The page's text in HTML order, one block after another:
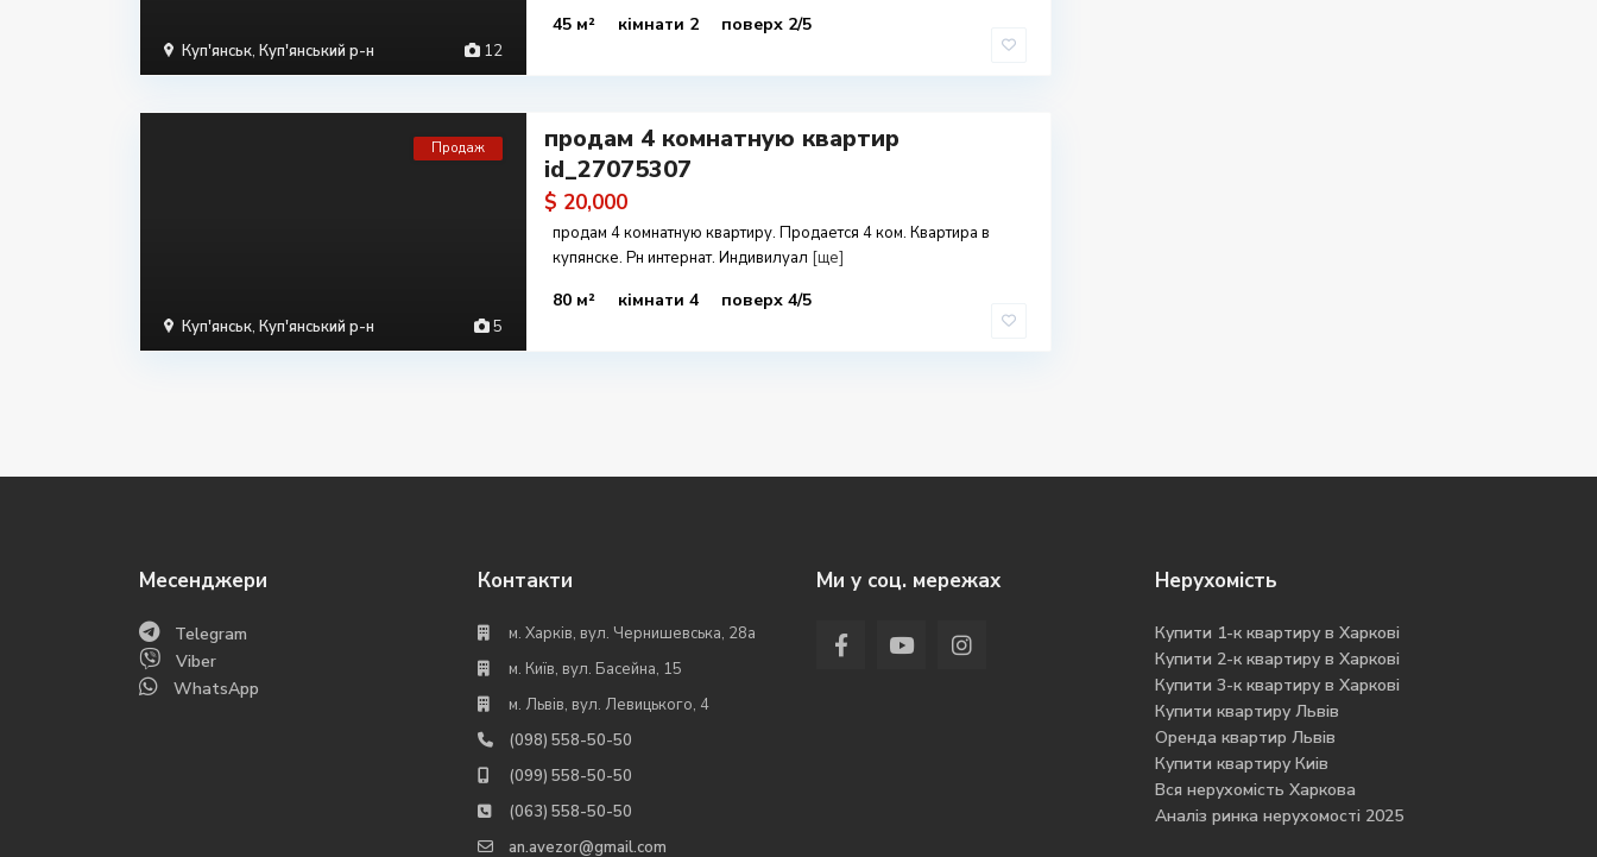
12
Куп'янськ, Куп'янський р-н
45 м² кімнати 2 поверх 2/5
5
Куп'янськ, Куп'янський р-н
Продаж
продам 4 комнатную квартир
id_27075307
$ 20,000
продам 4 комнатную квартиру. Продается 4 ком. Квартира в
купянске. Рн интернат. Индивилуал [ще]
80 м² кімнати 4 поверх 4/5
Месенджери
Telegram
Viber
WhatsApp
Контакти
м. Харків, вул. Чернишевська, 28а
м. Київ, вул. Басейна, 15
м. Львів, вул. Левицького, 4
(098) 558-50-50
(099) 558-50-50
(063) 558-50-50
an.avezor@gmail.com
Ми у соц. мережах Нерухомість
Купити 1-к квартиру в Харкові
Купити 2-к квартиру в Харкові
Купити 3-к квартиру в Харкові
Купити квартиру Львів
Оренда квартир Львів
Купити квартиру Киів
Вся нерухомість Харкова
Аналіз ринка нерухомості 2025